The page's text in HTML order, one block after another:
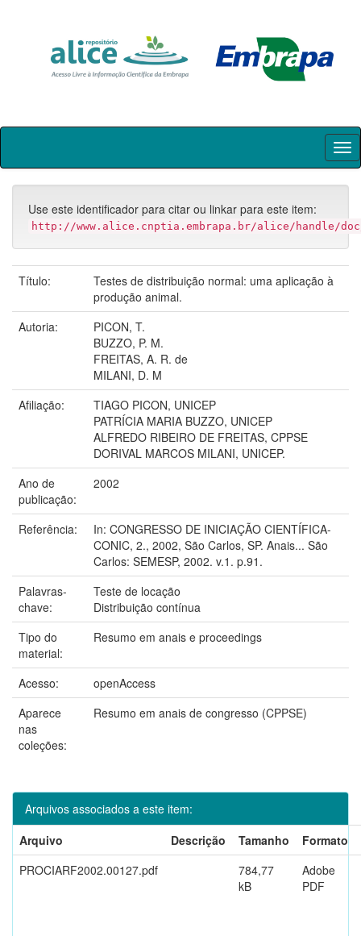
Skip
Use este identificador para citar ou linkar para este item:
http://www.alice.cnptia.embrapa.br/alice/handle/
Título:
Testes de distribuição normal: uma aplicação à
produção animal.
Autoria:
PICON, T.
BUZZO, P. M.
FREITAS, A. R. de
MILANI, D. M
Afiliação:
TIAGO PICON, UNICEP
PATRÍCIA MARIA BUZZO, UNICEP
ALFREDO RIBEIRO DE FREITAS, CPPSE
DORIVAL MARCOS MILANI, UNICEP.
Ano de
publicação:
2002
Referência:
In: CONGRESSO DE INICIAÇÃO CIENTÍFICA-
CONIC, 2., 2002, São Carlos, SP. Anais... São
Carlos: SEMESP, 2002. v.1. p.91.
Palavras-
chave:
Teste de locação
Distribuição contínua
Tipo do
material:
Resumo em anais e proceedings
Acesso:
openAccess
Aparece
nas
coleções:
Resumo em anais de congresso (CPPSE)
Arquivos associados a este item:
Arquivo
Descrição Tamanho
Formato
PROCIARF2002.00127.pdf
784,77
kB
Adobe
PDF